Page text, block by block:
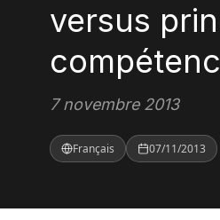
versus
7 novembre 2013
Français 07/11/2013